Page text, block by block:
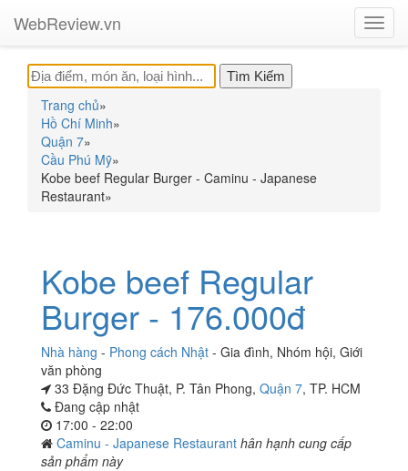
WebReview.vn
Trang chủ»
Hồ Chí Minh»
Quận 7»
Cầu Phú Mỹ»
Kobe beef Regular Burger - Caminu - Japanese
Restaurant»
Kobe beef Regular
Burger - 176.000đ
Nhà hàng - Phong cách Nhật - Gia đình, Nhóm hội, Giới
văn phòng
33 Đặng Đức Thuật, P. Tân Phong, Quận 7, TP. HCM
Đang cập nhật
17:00 - 22:00
Caminu - Japanese Restaurant hân hạnh cung cấp
sản phẩm này